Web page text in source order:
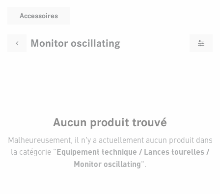
Accessoires
Monitor oscillating
Aucun produit trouvé
Malheureusement, il n'y a actuellement aucun produit dans
la catégorie "Equipement technique / Lances tourelles /
Monitor oscillating".